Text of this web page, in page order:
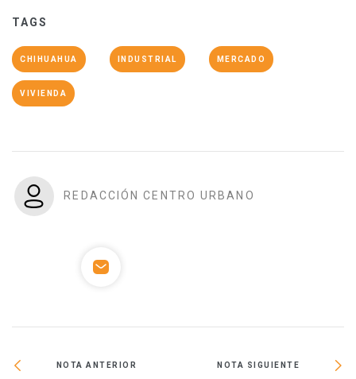
TAGS
CHIHUAHUA INDUSTRIAL MERCADO
VIVIENDA
REDACCIÓN CENTRO URBANO
NOTA ANTERIOR NOTA SIGUIENTE